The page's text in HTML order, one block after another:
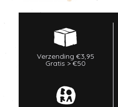
Verzending €3,95
Gratis > €50